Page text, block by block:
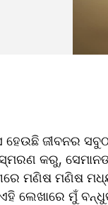
ହେଉଛି ଜୀବନର
କରୁ,
ମଣିଷ ମଣିଷ
ଲେଖାରେ ମୁଁ